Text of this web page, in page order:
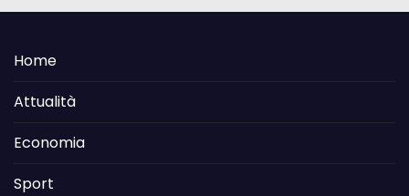
Home
Attualità
Economia
Sport